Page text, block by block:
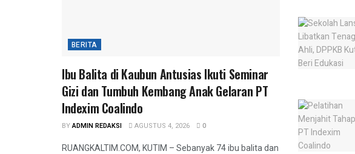
BERITA
Ibu Balita di Kaubun Antusias Ikuti Seminar
Gizi dan Tumbuh Kembang Anak Gelaran PT
Indexim Coalindo
BYADMIN REDAKSI AGUSTUS 4, 2026 0
RUANGKALTIM.COM, KUTIM – Sebanyak 74 ibu balita dan